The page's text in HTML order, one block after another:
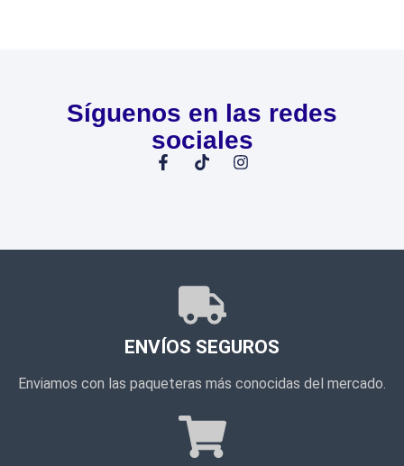
Síguenos en las redes
sociales
ENVÍOS SEGUROS
Enviamos con las paqueteras más conocidas del mercado.